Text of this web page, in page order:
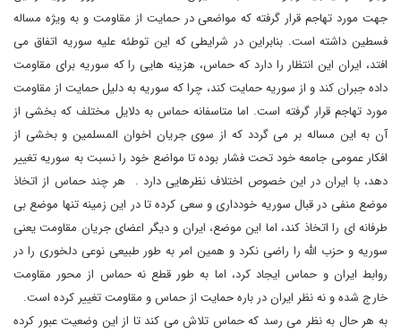
جهت مورد تهاجم قرار گرفته که مواضعی در حمایت از مقاومت و به ویژه مساله
فسطین داشته است. بنابراین در شرایطی که این توطئه علیه سوریه اتفاق می
افتد، ایران این انتظار را دارد که حماس، هزینه هایی را که سوریه برای مقاومت
داده جبران کند و از سوریه حمایت کند، چرا که سوریه به دلیل حمایت از مقاومت
مورد تهاجم قرار گرفته است. اما متاسفانه حماس به دلایل مختلف که بخشی از
آن به این مساله بر می گردد که از سوی جریان اخوان المسلمین و بخشی از
افکار عمومی جامعه خود تحت فشار بوده تا مواضع خود را نسبت به سوریه تغییر
دهد، با ایران در این خصوص اختلاف نظرهایی دارد . هر چند حماس از اتخاذ
موضع منفی در قبال سوریه خودداری و سعی کرده تا در این زمینه تنها موضع بی
طرفانه ای را اتخاذ کند، اما این موضع، ایران و دیگر اعضای جریان مقاومت یعنی
سوریه و حزب الله را راضی نکرد و همین امر به طور طبیعی نوعی دلخوری را در
روابط ایران و حماس ایجاد کرد، اما به طور قطع نه حماس از محور مقاومت
خارج شده و نه نظر ایران در باره حمایت از حماس و مقاومت تغییر کرده است.
به هر حال به نظر می رسد که حماس تلاش می کند تا از این وضعیت عبور کرده